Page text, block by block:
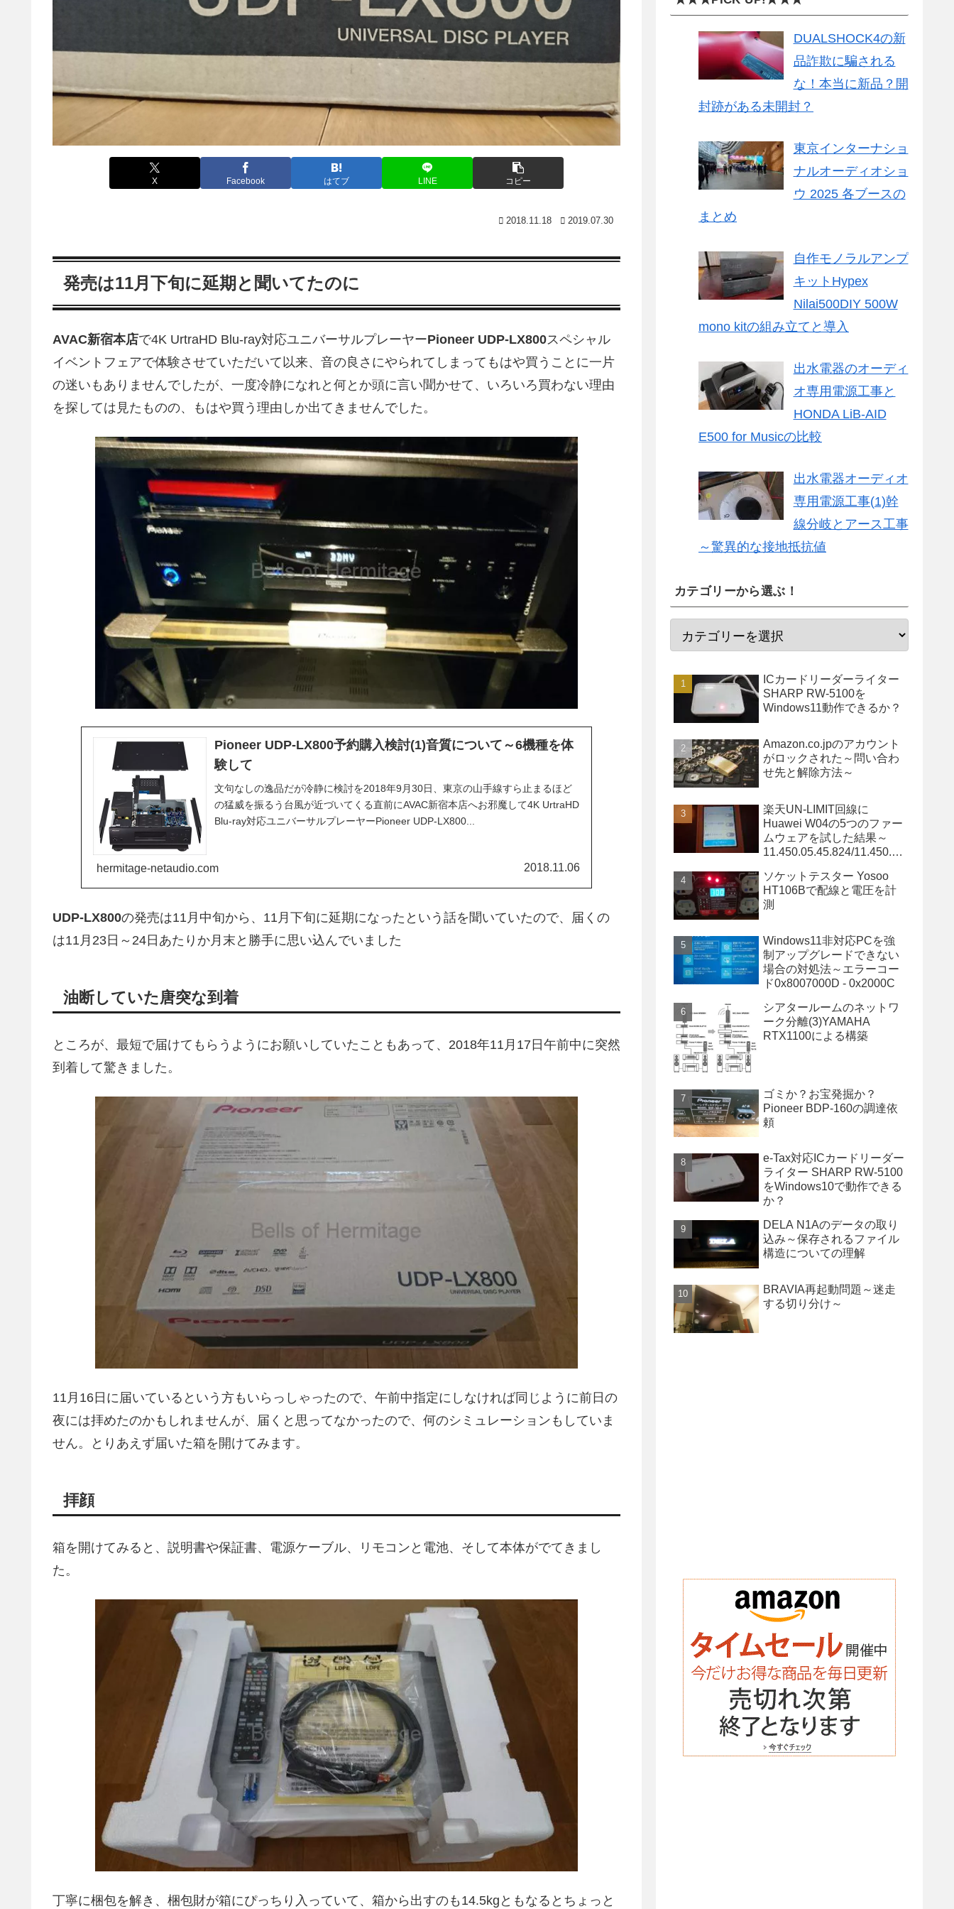
X Facebook はてブ LINE コピー
2018.11.18 2019.07.30
発売は11月下旬に延期と聞いてたのに
AVAC新宿本店で4K UrtraHD Blu-ray対応ユニバーサルプレーヤーPioneer UDP-LX800スペシャル
イベントフェアで体験させていただいて以来、音の良さにやられてしまってもはや買うことに一片
の迷いもありませんでしたが、一度冷静になれと何とか頭に言い聞かせて、いろいろ買わない理由
を探しては見たものの、もはや買う理由しか出てきませんでした。
Pioneer UDP-LX800予約購入検討(1)音質について～6機種を体
験して
文句なしの逸品だが冷静に検討を2018年9月30日、東京の山手線すら止まるほど
の猛威を振るう台風が近づいてくる直前にAVAC新宿本店へお邪魔して4K UrtraHD
Blu-ray対応ユニバーサルプレーヤーPioneer UDP-LX800...
hermitage-netaudio.com 2018.11.06
UDP-LX800の発売は11月中旬から、11月下旬に延期になったという話を聞いていたので、届くの
は11月23日～24日あたりか月末と勝手に思い込んでいました
油断していた唐突な到着
ところが、最短で届けてもらうようにお願いしていたこともあって、2018年11月17日午前中に突然
到着して驚きました。
11月16日に届いているという方もいらっしゃったので、午前中指定にしなければ同じように前日の
夜には拝めたのかもしれませんが、届くと思ってなかったので、何のシミュレーションもしていま
せん。とりあえず届いた箱を開けてみます。
拝顔
箱を開けてみると、説明書や保証書、電源ケーブル、リモコンと電池、そして本体がでてきまし
た。
丁寧に梱包を解き、梱包財が箱にぴっちり入っていて、箱から出すのも14.5kgともなるとちょっと
DUALSHOCK4の新
品詐欺に騙される
な！本当に新品？開
封跡がある未開封？
東京インターナショ
ナルオーディオショ
ウ 2025 各ブースの
まとめ
自作モノラルアンプ
キットHypex
Nilai500DIY 500W
mono kitの組み立てと導入
出水電器のオーディ
オ専用電源工事と
HONDA LiB-AID
E500 for Musicの比較
出水電器オーディオ
専用電源工事(1)幹
線分岐とアース工事
～驚異的な接地抵抗値
カテゴリーから選ぶ！
ICカードリーダーライター
SHARP RW-5100を
Windows11動作できるか？
Amazon.co.jpのアカウント
がロックされた～問い合わ
せ先と解除方法～
楽天UN-LIMIT回線に
Huawei W04の5つのファー
ムウェアを試した結果～
11.450.05.45.824/11.450.05
OK～
ソケットテスター Yosoo
HT106Bで配線と電圧を計
測
Windows11非対応PCを強
制アップグレードできない
場合の対処法～エラーコー
ド0x8007000D - 0x2000C
シアタールームのネットワ
ーク分離(3)YAMAHA
RTX1100による構築
ゴミか？お宝発掘か？
Pioneer BDP-160の調達依
頼
e-Tax対応ICカードリーダー
ライター SHARP RW-5100
をWindows10で動作できる
か？
DELA N1Aのデータの取り
込み～保存されるファイル
構造についての理解
BRAVIA再起動問題～迷走
する切り分け～